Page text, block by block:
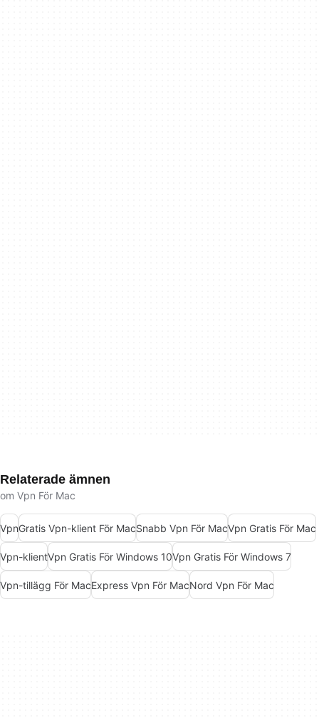
Relaterade ämnen
om Vpn För Mac
VpnGratis Vpn-klient För MacSnabb Vpn För MacVpn Gratis För Mac
Vpn-klientVpn Gratis För Windows 10Vpn Gratis För Windows 7
Vpn-tillägg För MacExpress Vpn För MacNord Vpn För Mac